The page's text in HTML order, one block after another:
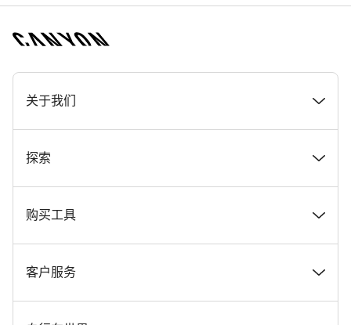
[footer.linksList.title]
关于我们
奖项
在 Canyon 工作
Canyon 新闻发布室
探索
新闻和故事
提示和建议
购买工具
找到您梦寐以求的 Canyon 自行车
客户服务